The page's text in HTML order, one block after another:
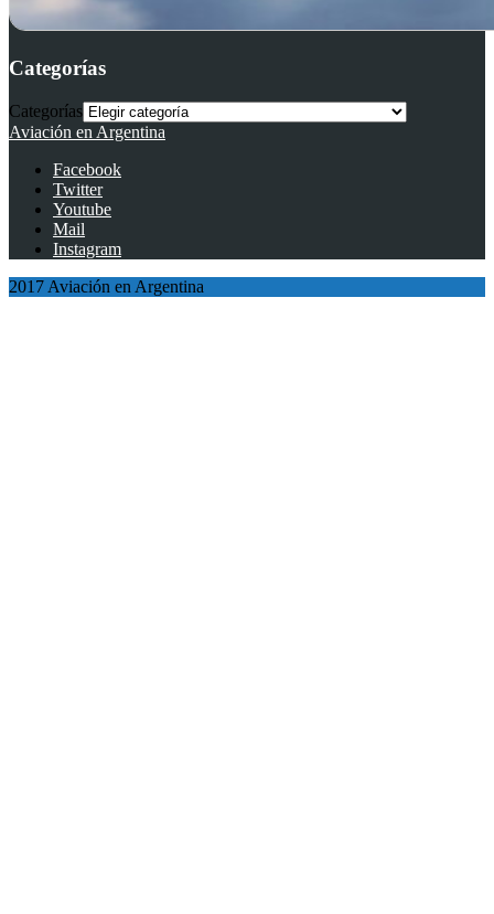
Categorías
Categorías
Aviación en Argentina
Facebook
Twitter
Youtube
Mail
Instagram
2017 Aviación en Argentina